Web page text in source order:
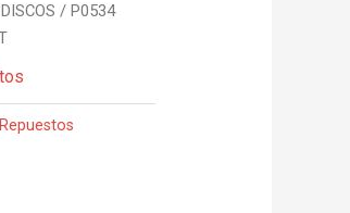
/ P0534
Repuestos